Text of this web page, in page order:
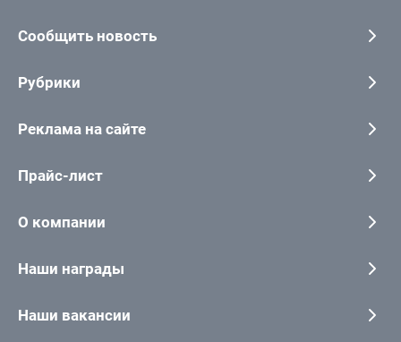
Сообщить новость
Рубрики
Реклама на сайте
Прайс-лист
О компании
Наши награды
Наши вакансии